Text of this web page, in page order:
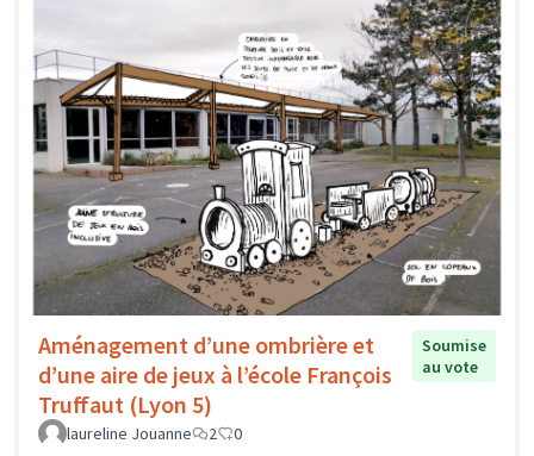
Aménagement d’une ombrière et
d’une aire de jeux à l’école François
Truffaut (Lyon 5)
Soumise
au vote
laureline Jouanne 2 0